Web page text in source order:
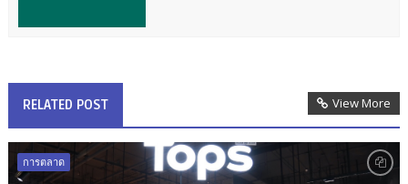
RELATED POST View More
การตลาด